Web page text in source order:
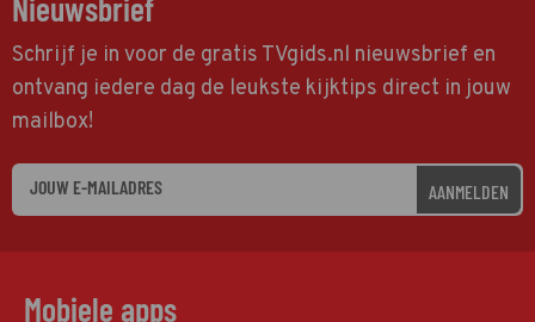
Nieuwsbrief
Schrijf je in voor de gratis TVgids.nl nieuwsbrief en
ontvang iedere dag de leukste kijktips direct in jouw
mailbox!
AANMELDEN
Mobiele apps